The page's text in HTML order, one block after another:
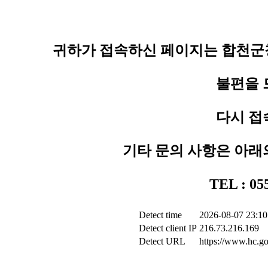
귀하가 접속하신 페이지는 합천
불편을
다시 접
기타 문의 사항은 아
TEL :
Detect time
2026-08-07
Detect client IP 216.73.216.169
Detect URL
https://